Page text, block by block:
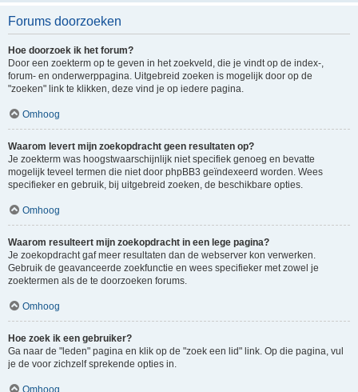
Forums doorzoeken
Hoe doorzoek ik het forum?
Door een zoekterm op te geven in het zoekveld, die je vindt op de index-,
forum- en onderwerppagina. Uitgebreid zoeken is mogelijk door op de
"zoeken" link te klikken, deze vind je op iedere pagina.
Omhoog
Waarom levert mijn zoekopdracht geen resultaten op?
Je zoekterm was hoogstwaarschijnlijk niet specifiek genoeg en bevatte
mogelijk teveel termen die niet door phpBB3 geïndexeerd worden. Wees
specifieker en gebruik, bij uitgebreid zoeken, de beschikbare opties.
Omhoog
Waarom resulteert mijn zoekopdracht in een lege pagina?
Je zoekopdracht gaf meer resultaten dan de webserver kon verwerken.
Gebruik de geavanceerde zoekfunctie en wees specifieker met zowel je
zoektermen als de te doorzoeken forums.
Omhoog
Hoe zoek ik een gebruiker?
Ga naar de "leden" pagina en klik op de "zoek een lid" link. Op die pagina, vul
je de voor zichzelf sprekende opties in.
Omhoog